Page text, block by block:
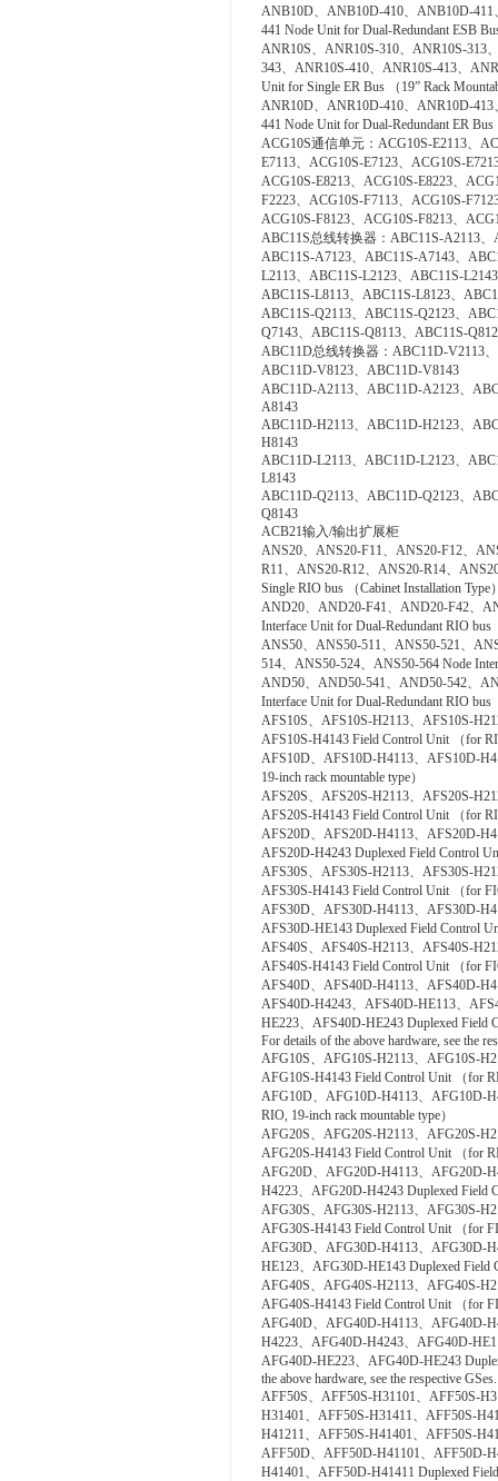
ANB10D、ANB10D-410、ANB10D-
441 Node Unit for Dual-Redundant ESB
ANR10S、ANR10S-310、ANR10S-313
343、ANR10S-410、ANR10S-413、
Unit for Single ER Bus （19” Rack
ANR10D、ANR10D-410、ANR10D-
441 Node Unit for Dual-Redundant ER
ACG10S通信单元：ACG10S-E2113、
E7113、ACG10S-E7123、ACG10S-
ACG10S-E8213、ACG10S-E8223、
F2223、ACG10S-F7113、ACG10S-
ACG10S-F8123、ACG10S-F8213、
ABC11S总线转换器：ABC11S-A2113
ABC11S-A7123、ABC11S-A7143、
L2113、ABC11S-L2123、ABC11S-
ABC11S-L8113、ABC11S-L8123、
ABC11S-Q2113、ABC11S-Q2123、
Q7143、ABC11S-Q8113、ABC11S-
ABC11D总线转换器：ABC11D-V2113
ABC11D-V8123、ABC11D-V8143
ABC11D-A2113、ABC11D-A2123、
A8143
ABC11D-H2113、ABC11D-H2123、
H8143
ABC11D-L2113、ABC11D-L2123、
L8143
ABC11D-Q2113、ABC11D-Q2123、
Q8143
ACB21输入/输出扩展柜
ANS20、ANS20-F11、ANS20-F12、
R11、ANS20-R12、ANS20-R14、
Single RIO bus （Cabinet Installation Type
AND20、AND20-F41、AND20-F42、
Interface Unit for Dual-Redundant RIO bus
ANS50、ANS50-511、ANS50-521、
514、ANS50-524、ANS50-564 Node
AND50、AND50-541、AND50-542、
Interface Unit for Dual-Redundant RIO bus
AFS10S、AFS10S-H2113、AFS10S-
AFS10S-H4143 Field Control Unit （for
AFS10D、AFS10D-H4113、AFS10D-
19-inch rack mountable type）
AFS20S、AFS20S-H2113、AFS20S-
AFS20S-H4143 Field Control Unit （for
AFS20D、AFS20D-H4113、AFS20D-
AFS20D-H4243 Duplexed Field Control
AFS30S、AFS30S-H2113、AFS30S-
AFS30S-H4143 Field Control Unit （for
AFS30D、AFS30D-H4113、AFS30D-
AFS30D-HE143 Duplexed Field Control
AFS40S、AFS40S-H2113、AFS40S-
AFS40S-H4143 Field Control Unit （for
AFS40D、AFS40D-H4113、AFS40D-
AFS40D-H4243、AFS40D-HE113、
HE223、AFS40D-HE243 Duplexed Field
For details of the above hardware, see the
AFG10S、AFG10S-H2113、AFG10S-
AFG10S-H4143 Field Control Unit （for
AFG10D、AFG10D-H4113、AFG10D-
RIO, 19-inch rack mountable type）
AFG20S、AFG20S-H2113、AFG20S-
AFG20S-H4143 Field Control Unit （for
AFG20D、AFG20D-H4113、AFG20D-
H4223、AFG20D-H4243 Duplexed Field
AFG30S、AFG30S-H2113、AFG30S-
AFG30S-H4143 Field Control Unit （for
AFG30D、AFG30D-H4113、AFG30D-
HE123、AFG30D-HE143 Duplexed Field
AFG40S、AFG40S-H2113、AFG40S-
AFG40S-H4143 Field Control Unit （for
AFG40D、AFG40D-H4113、AFG40D-
H4223、AFG40D-H4243、AFG40D-
AFG40D-HE223、AFG40D-HE243
the above hardware, see the respective GSes.
AFF50S、AFF50S-H31101、AFF50S-
H31401、AFF50S-H31411、AFF50S-
H41211、AFF50S-H41401、AFF50S-
AFF50D、AFF50D-H41101、AFF50D-
H41401、AFF50D-H41411 Duplexed